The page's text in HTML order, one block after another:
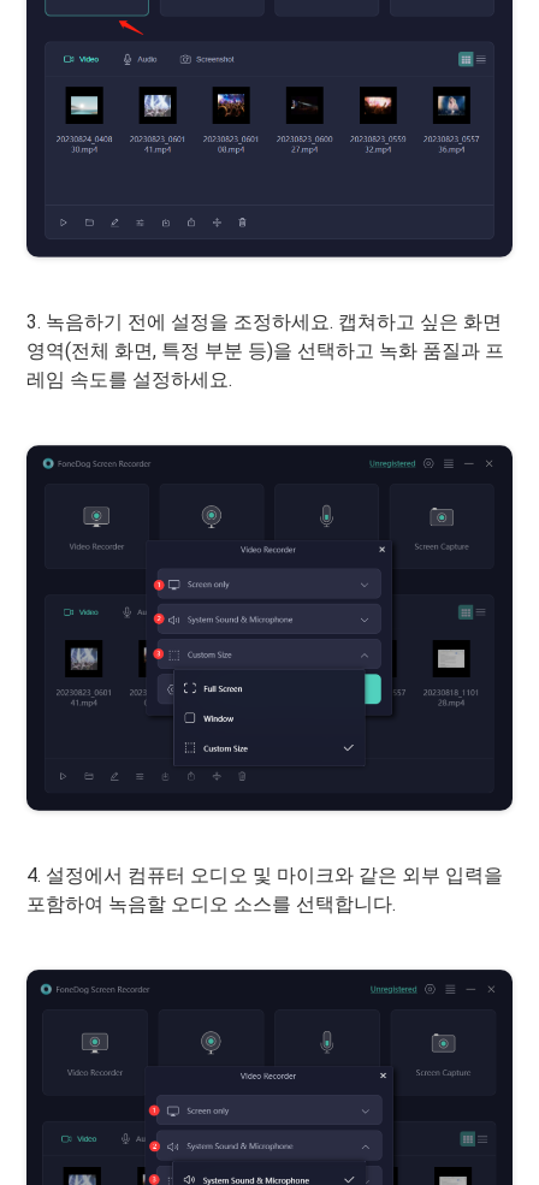
3. 녹음하기 전에 설정을 조정하세요. 캡쳐하고 싶은 화면
영역(전체 화면, 특정 부분 등)을 선택하고 녹화 품질과 프
레임 속도를 설정하세요.
4. 설정에서 컴퓨터 오디오 및 마이크와 같은 외부 입력을
포함하여 녹음할 오디오 소스를 선택합니다.